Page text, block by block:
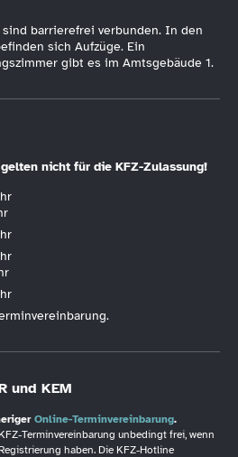
barrierefrei verbunden. In den
sich Aufzüge. Ein
gibt es im Amtsgebäude 1.
nicht für die KFZ-Zulassung!
und KEM
Online-Terminvereinbarung.
Terminvereinbarung unbedingt frei, wenn
haben. Die KFZ-Hotline